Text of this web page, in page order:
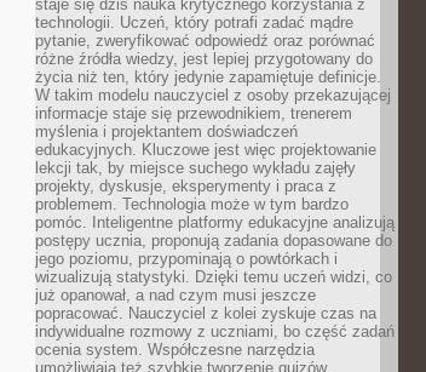
staje się dziś nauka krytycznego korzystania z
technologii. Uczeń, który potrafi zadać mądre
pytanie, zweryfikować odpowiedź oraz porównać
różne źródła wiedzy, jest lepiej przygotowany do
życia niż ten, który jedynie zapamiętuje definicje.
W takim modelu nauczyciel z osoby przekazującej
informacje staje się przewodnikiem, trenerem
myślenia i projektantem doświadczeń
edukacyjnych. Kluczowe jest więc projektowanie
lekcji tak, by miejsce suchego wykładu zajęły
projekty, dyskusje, eksperymenty i praca z
problemem. Technologia może w tym bardzo
pomóc. Inteligentne platformy edukacyjne analizują
postępy ucznia, proponują zadania dopasowane do
jego poziomu, przypominają o powtórkach i
wizualizują statystyki. Dzięki temu uczeń widzi, co
już opanował, a nad czym musi jeszcze
popracować. Nauczyciel z kolei zyskuje czas na
indywidualne rozmowy z uczniami, bo część zadań
ocenia system. Współczesne narzędzia
umożliwiają też szybkie tworzenie quizów,